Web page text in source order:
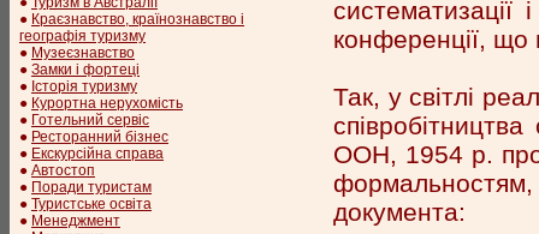
● Краєзнавство, країнознавство і
географія туризму
● Музеєзнавство
● Замки і фортеці
● Історія туризму
● Курортна нерухомість
● Готельний сервіс
● Ресторанний бізнес
● Екскурсійна справа
● Автостоп
● Поради туристам
● Туристське освіта
● Менеджмент
систематизації
конференції, що
Так, у світлі
ООН, 1954 р.
формальностям,
документа: